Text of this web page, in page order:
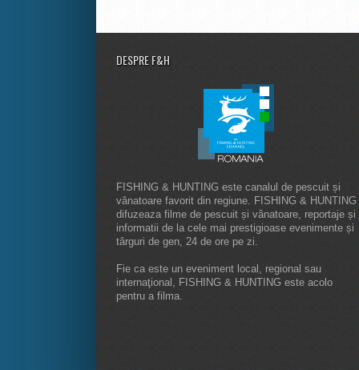
DESPRE F&H
FISHING & HUNTING este canalul de pescuit și
vânatoare favorit din regiune. FISHING & HUNTING
difuzeaza filme de pescuit și vânatoare, reportaje și
informatii de la cele mai prestigioase evenimente și
târguri de gen, 24 de ore pe zi.
Fie ca este un eveniment local, regional sau
internaţional, FISHING & HUNTING este acolo
pentru a filma.